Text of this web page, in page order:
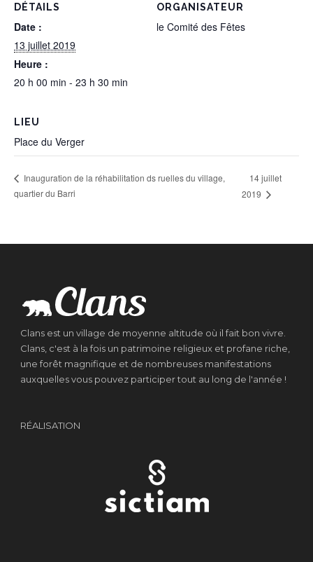
DÉTAILS
Date :
13 juillet 2019
Heure :
20 h 00 min - 23 h 30 min
ORGANISATEUR
le Comité des Fêtes
LIEU
Place du Verger
Inauguration de la réhabilitation ds ruelles du village,
quartier du Barri
14 juillet
2019
Clans est un village de moyenne altitude où il fait bon vivre.
Clans, c'est à la fois un patrimoine religieux et profane riche,
une forêt magnifique et de nombreuses manifestations
auxquelles vous pouvez participer tout au long de l'année !
RÉALISATION